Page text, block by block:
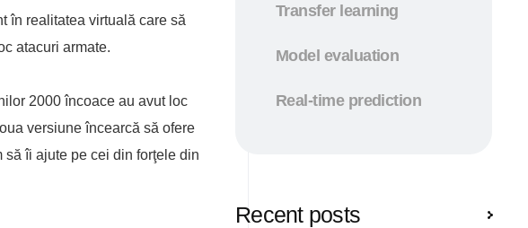
în realitatea virtuală care să
atacuri armate.
2000 încoace au avut loc
versiune încearcă să ofere
îi ajute pe cei din forţele din
Transfer learning
Model evaluation
Real-time prediction
Recent posts